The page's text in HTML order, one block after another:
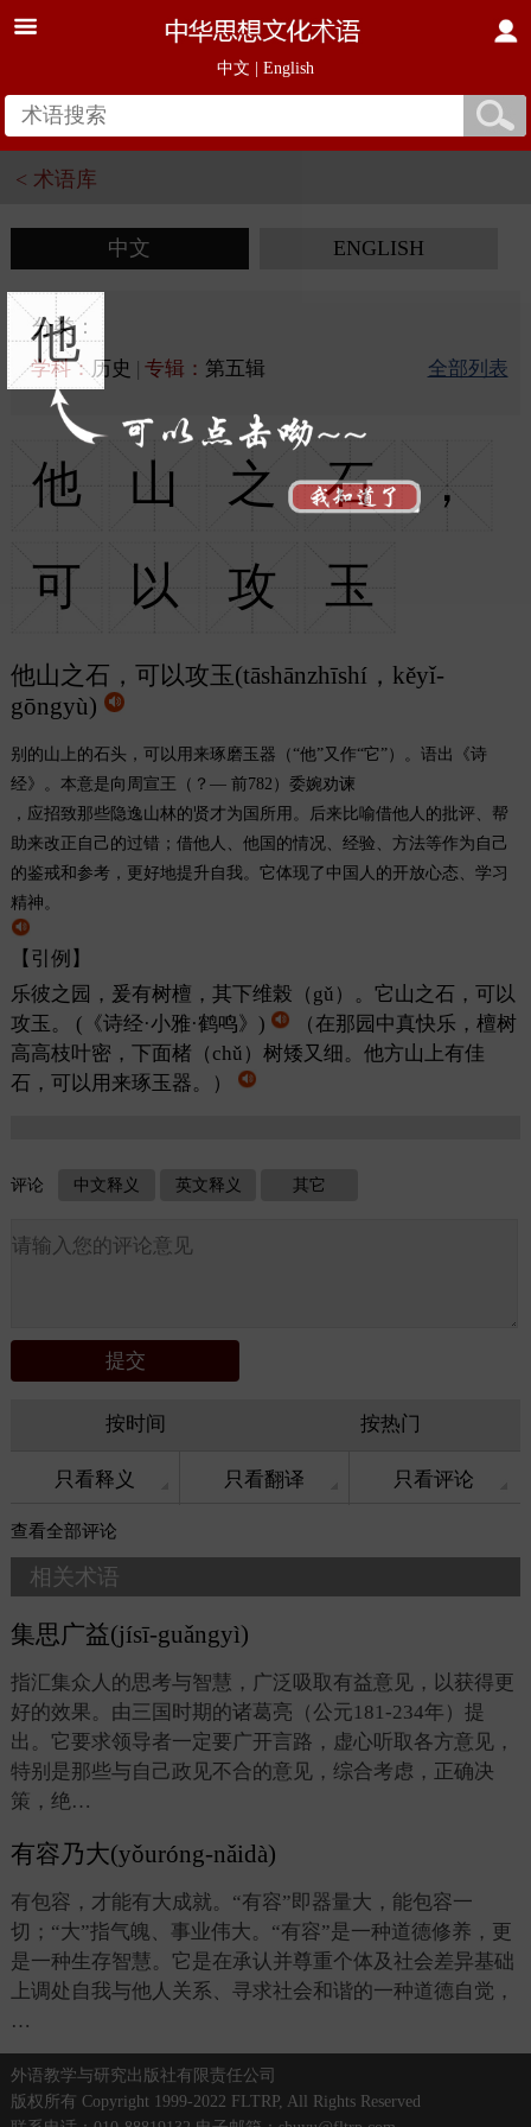
中文 English
他
< 术语库
中文 ENGLISH
分类：
学科：历史 专辑： 第五辑 全部列表
他 山 之 石
，
可
以 攻 玉
他山之石，可以攻玉(tāshānzhīshí，kěyǐ-
gōngyù)
别的山上的石头，可以用来琢磨玉器（“他”又作“它”）。语出《诗
经》。本意是向周宣王（？— 前782）委婉劝谏
，应招致那些隐逸山林的贤才为国所用。后来比喻借他人的批评、帮
助来改正自己的过错；借他人、他国的情况、经验、方法等作为自己
的鉴戒和参考，更好地提升自我。它体现了中国人的开放心态、学习
精神。
【引例】
乐彼之园，爰有树檀，其下维榖（gǔ）。它山之石，可以
攻玉。 (《诗经·小雅·鹤鸣》)
（在那园中真快乐，檀树
高高枝叶密，下面楮（chǔ）树矮又细。他方山上有佳
石，可以用来琢玉器。）
评论 中文释义 英文释义 其它
按时间 按热门
只看释义 只看翻译 只看评论
查看全部评论
相关术语
集思广益(jísī-guǎngyì)
指汇集众人的思考与智慧，广泛吸取有益意见，以获得更
好的效果。由三国时期的诸葛亮（公元181-234年）提
出。它要求领导者一定要广开言路，虚心听取各方意见，
特别是那些与自己政见不合的意见，综合考虑，正确决
策，绝…
有容乃大(yǒuróng-nǎidà)
有包容，才能有大成就。“有容”即器量大，能包容一
切；“大”指气魄、事业伟大。“有容”是一种道德修养，更
是一种生存智慧。它是在承认并尊重个体及社会差异基础
上调处自我与他人关系、寻求社会和谐的一种道德自觉，
…
外语教学与研究出版社有限责任公司
版权所有 Copyright 1999-2022 FLTRP, All Rights Reserved